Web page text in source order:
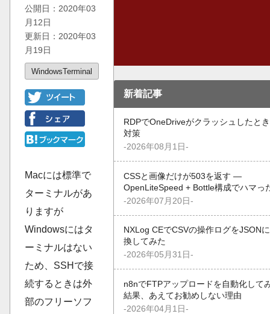
公開日：2020年03
月12日
更新日：2020年03
月19日
WindowsTerminal
Macには標準で
ターミナルがあ
りますが
Windowsにはタ
ーミナルはない
ため、SSHで接
続するときは外
部のフリーソフ
新着記事
RDPでOneDriveがクラッシュしたと
対策
-2026年08月1日-
CSSと画像だけが503を返す —
OpenLiteSpeed + Bottle構成でハマっ
-2026年07月20日-
NXLog CEでCSVの操作ログをJSON
換してみた
-2026年05月31日-
n8nでFTPアップロードを自動化して
結果、あえてお勧めしない理由
-2026年04月1日-